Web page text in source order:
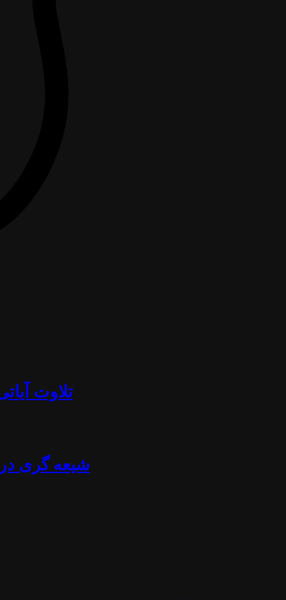
تلاوت آیاتی از منجلاب قرآن (۸۴) -
شیعه گری در قرن ۲۱ - استراتژی خامنه ای، نصرالله، اسماعیل هنیه، پوتین،